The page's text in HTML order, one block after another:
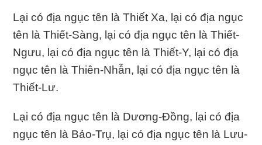
Lại có địa ngục tên là Thiết Xa, lại có địa ngục
tên là Thiết-Sàng, lại có địa ngục tên là Thiết-
Ngưu, lại có địa ngục tên là Thiết-Y, lại có địa
ngục tên là Thiên-Nhẫn, lại có địa ngục tên là
Thiết-Lư.
Lại có địa ngục tên là Dương-Ðồng, lại có địa
ngục tên là Bảo-Trụ, lại có địa ngục tên là Lưu-